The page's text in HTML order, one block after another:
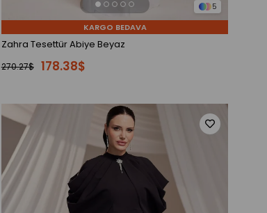
5
KARGO BEDAVA
Zahra Tesettür Abiye Beyaz
178.38$
270.27$